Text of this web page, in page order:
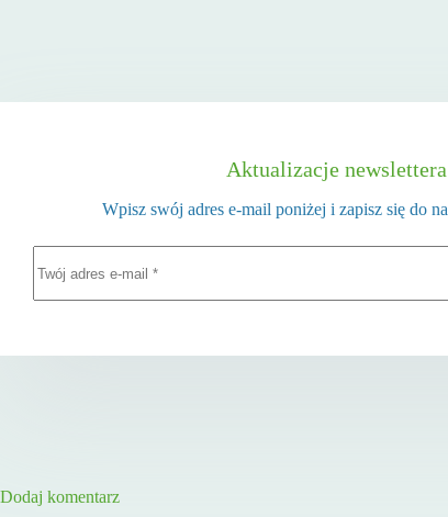
Aktualizacje newslettera
Wpisz swój adres e-mail poniżej i zapisz się do
Dodaj komentarz